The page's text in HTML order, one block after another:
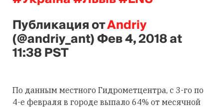
Публикация отАndriy
(@andriy_ant)Фев 4, 2018 at
11:38 PST
По данным местного Гидрометцентра, c 3-го по
4-е февраля в городе выпало 64% от месячной